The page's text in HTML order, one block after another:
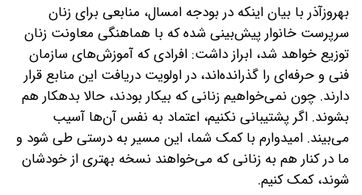
بهروزآذر با بیان اینکه در بودجه امسال، منابعی برای زنان
سرپرست خانوار پیش‌بینی شده که با هماهنگی معاونت زنان
توزیع خواهد شد، ابراز داشت: افرادی که آموزش‌های سازمان
فنی و حرفه‌ای را گذرانده‌اند، در اولویت دریافت این منابع قرار
دارند. چون نمی‌خواهیم زنانی که بیکار بودند، حالا بدهکار هم
بشوند. اگر پشتیبانی نکنیم، اعتماد به نفس آن‌ها آسیب
می‌بیند. امیدوارم با کمک شما، این مسیر به درستی طی شود و
ما در کنار هم به زنانی که می‌خواهند نسخه بهتری از خودشان
شوند، کمک کنیم.